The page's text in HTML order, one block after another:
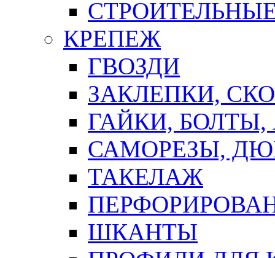
КРЕПЕЖ
ГВОЗДИ
ЗАКЛЕПКИ,
ГАЙКИ,
САМОРЕЗЫ,
ТАКЕЛАЖ
ШКАНТЫ